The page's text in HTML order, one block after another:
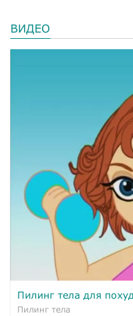
ВИДЕО
Пилинг тела для
Пилинг тела